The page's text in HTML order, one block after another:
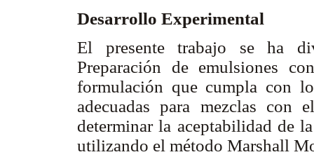
Desarrollo Experimental
El presente trabajo se ha
Preparación de emulsiones
formulación que cumpla con
adecuadas para mezclas con
determinar la aceptabilidad de
utilizando el método Marshall